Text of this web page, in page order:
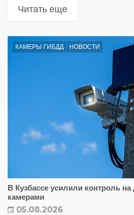
Читать еще
КАМЕРЫ ГИБДД НОВОСТИ
В Кузбассе усилили контроль
камерами
05.08.2026